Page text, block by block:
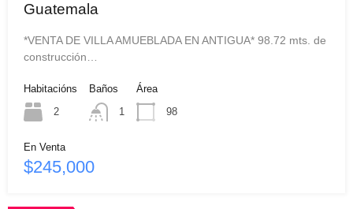
Guatemala
*VENTA DE VILLA AMUEBLADA EN ANTIGUA* 98.72 mts. de
construcción…
Habitacións
2
Baños
1
Área
98
En Venta
$245,000